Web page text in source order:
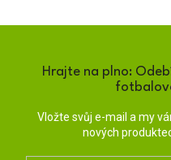
Hrajte na plno:
Vložte svůj e-mail a my
nových